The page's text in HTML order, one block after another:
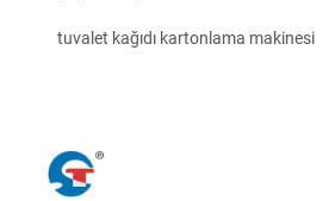
tuvalet kağıdı kartonlama makinesi